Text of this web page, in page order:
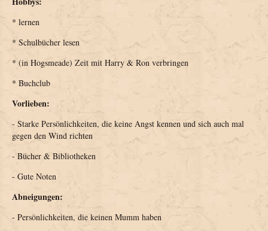
* lernen
* Schulbücher lesen
* (in Hogsmeade) Zeit mit Harry & Ron verbringen
* Buchclub
Vorlieben:
- Starke Persönlichkeiten, die keine Angst kennen und sich auch mal
gegen den Wind richten
- Bücher & Bibliotheken
- Gute Noten
Abneigungen:
- Persönlichkeiten, die keinen Mumm haben